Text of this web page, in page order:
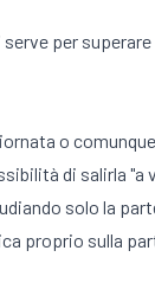
per
o
di salirla
solo la
proprio sulla